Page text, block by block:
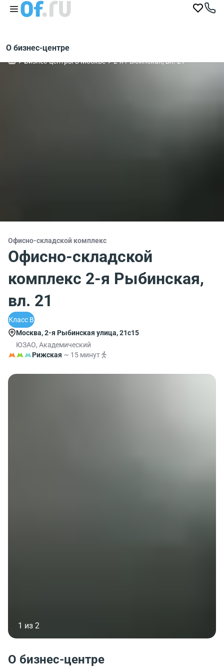
О бизнес-центре
Бизнес-центры в Москве 2-я Рыбинская, вл. 21
Офисно-складской комплекс
Офисно-складской
комплекс 2-я Рыбинская,
вл. 21
Класс B
Москва, 2-я Рыбинская улица, 21с15
ЮЗАО, Академический
Рижская ~ 15 минут
1 из 2
О бизнес-центре